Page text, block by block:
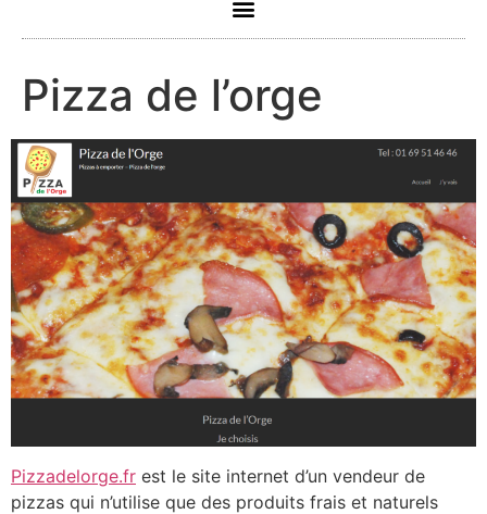
Pizza de l’orge
Pizzadelorge.fr est le site internet d’un vendeur de
pizzas qui n’utilise que des produits frais et naturels